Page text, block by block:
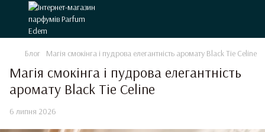
Блог Магія смокінга і пудрова елегантність аромату Black Tie Celine
Магія смокінга і пудрова елегантність
аромату Black Tie Celine
6 липня 2026